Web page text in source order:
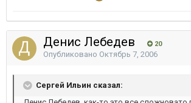
Денис Лебедев 20
Опубликовано Октябрь 7, 2006
Сергей Ильин сказал: